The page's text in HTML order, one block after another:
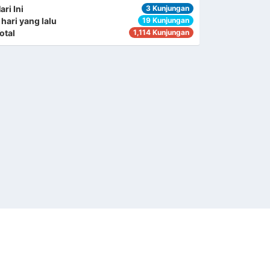
Ini 3 Kunjungan
hari yang lalu 19 Kunjungan
1,114 Kunjungan